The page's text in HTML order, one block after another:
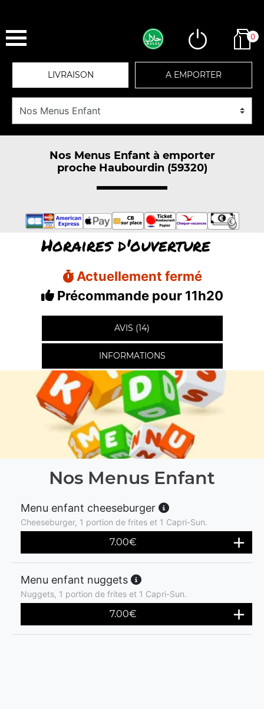
0
LIVRAISON A EMPORTER
Nos Menus Enfant à emporter
proche Haubourdin (59320)
Horaires d'ouverture
Actuellement fermé
Précommande pour 11h20
AVIS (14)
INFORMATIONS
Nos Menus Enfant
Menu enfant cheeseburger
Cheeseburger, 1 portion de frites et 1 Capri-Sun.
7.00€
Menu enfant nuggets
Nuggets, 1 portion de frites et 1 Capri-Sun.
7.00€